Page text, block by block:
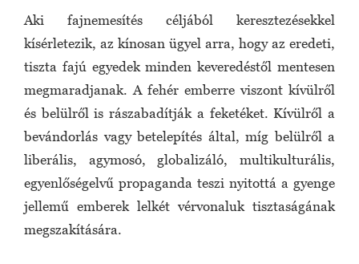
Aki fajnemesítés céljából keresztezésekkel
kísérletezik, az kínosan ügyel arra, hogy az eredeti,
tiszta fajú egyedek minden keveredéstől mentesen
megmaradjanak. A fehér emberre viszont kívülről
és belülről is rászabadítják a feketéket. Kívülről a
bevándorlás vagy betelepítés által, míg belülről a
liberális, agymosó, globalizáló, multikulturális,
egyenlőségelvű propaganda teszi nyitottá a gyenge
jellemű emberek lelkét vérvonaluk tisztaságának
megszakítására.